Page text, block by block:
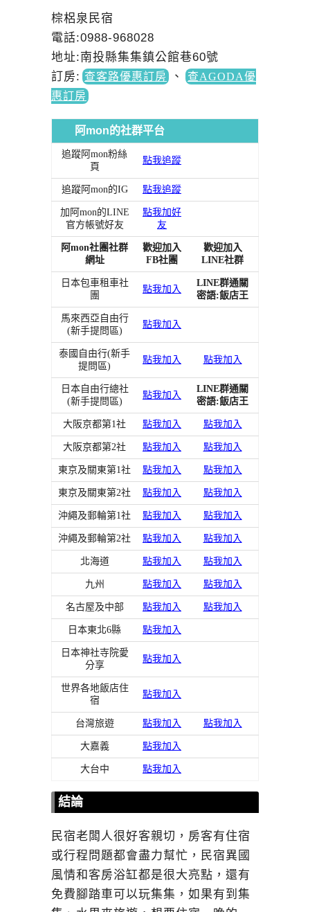
棕梠泉民宿
電話:0988-968028
地址:南投縣集集鎮公館巷60號
訂房: 查客路優惠訂房 、
查AGODA優
惠訂房
阿mon的社群平台
追蹤阿mon粉絲
頁
點我追蹤
追蹤阿mon的IG 點我追蹤
加阿mon的LINE
官方帳號好友
點我加好
友
阿mon社團社群
網址
歡迎加入
FB社團
歡迎加入
LINE社群
日本包車租車社
團
點我加入
LINE群通關
密語:飯店王
馬來西亞自由行
(新手提問區)
點我加入
泰國自由行(新手
提問區)
點我加入 點我加入
日本自由行總社
(新手提問區)
點我加入
LINE群通關
密語:飯店王
大阪京都第1社 點我加入 點我加入
大阪京都第2社 點我加入 點我加入
東京及關東第1社 點我加入 點我加入
東京及關東第2社 點我加入 點我加入
沖繩及郵輪第1社 點我加入 點我加入
沖繩及郵輪第2社 點我加入 點我加入
北海道 點我加入 點我加入
九州 點我加入 點我加入
名古屋及中部 點我加入 點我加入
日本東北6縣 點我加入
日本神社寺院愛
分享
點我加入
世界各地飯店住
宿
點我加入
台灣旅遊 點我加入 點我加入
大嘉義 點我加入
大台中 點我加入
結論
民宿老闆人很好客親切，房客有住宿
或行程問題都會盡力幫忙，民宿異國
風情和客房浴缸都是很大亮點，還有
免費腳踏車可以玩集集，如果有到集